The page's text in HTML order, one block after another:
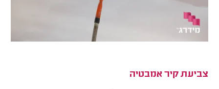
צביעת קיר אמבטיה